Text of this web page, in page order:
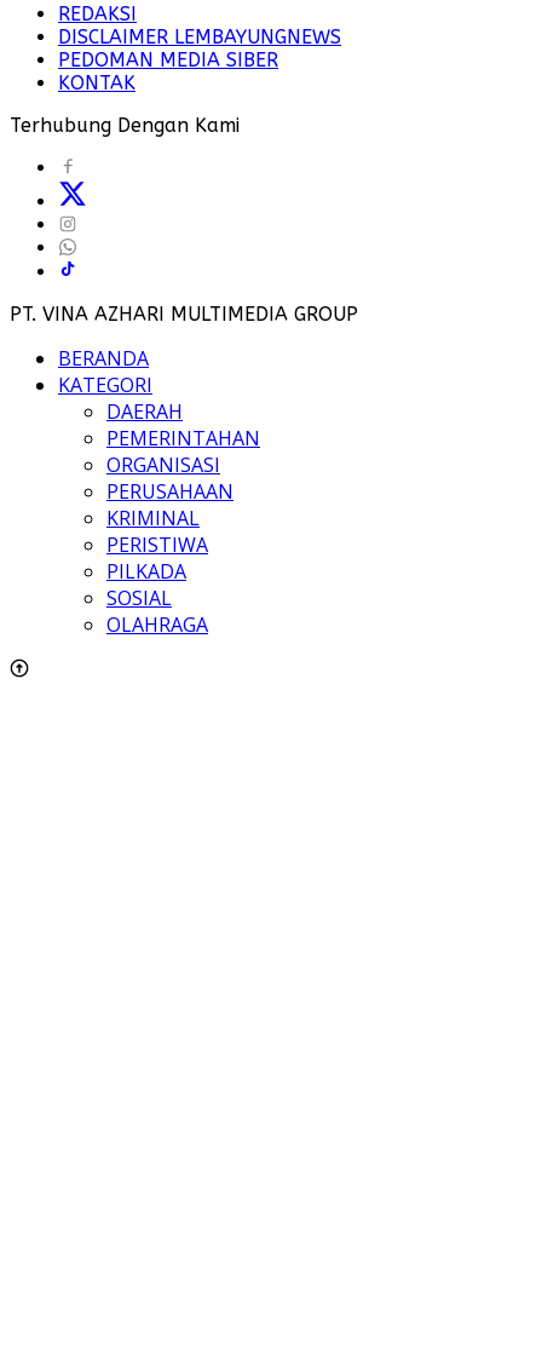
REDAKSI
DISCLAIMER LEMBAYUNGNEWS
PEDOMAN MEDIA SIBER
KONTAK
Terhubung Dengan Kami
PT. VINA AZHARI MULTIMEDIA GROUP
BERANDA
KATEGORI
DAERAH
PEMERINTAHAN
ORGANISASI
PERUSAHAAN
KRIMINAL
PERISTIWA
PILKADA
SOSIAL
OLAHRAGA